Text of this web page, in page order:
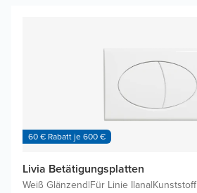
60 € Rabatt je 600 €
Livia Betätigungsplatten
Weiß Glänzend|Für Linie Ilana|Kunststoff